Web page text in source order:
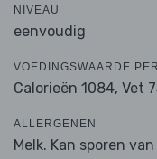
NIVEAU
eenvoudig
VOEDINGSWAARDE
Calorieën 1084, Vet
ALLERGENEN
Melk. Kan sporen